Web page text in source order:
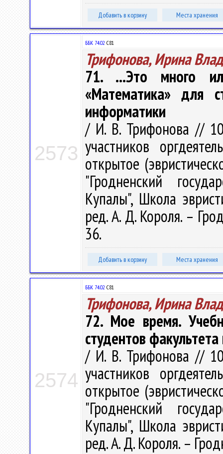
Добавить в корзину Места хранения
2573
ББК 74.02 С81
Трифонова, Ирина
71. ...Это много
«Математика» для
информатики
/ И. В. Трифонова //
участников
открытое
"Гродненский
Купалы", Школа
ред. А. Д. Короля. –
36.
Добавить в корзину Места хранения
2574
ББК 74.02 С81
Трифонова, Ирина
72. Мое время.
студентов
/ И. В. Трифонова //
участников
открытое
"Гродненский
Купалы", Школа
ред. А. Д. Короля. –